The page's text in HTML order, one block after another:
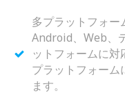
多プラットフォー
Android、Web、
ットフォームに
プラットフォーム
ます。